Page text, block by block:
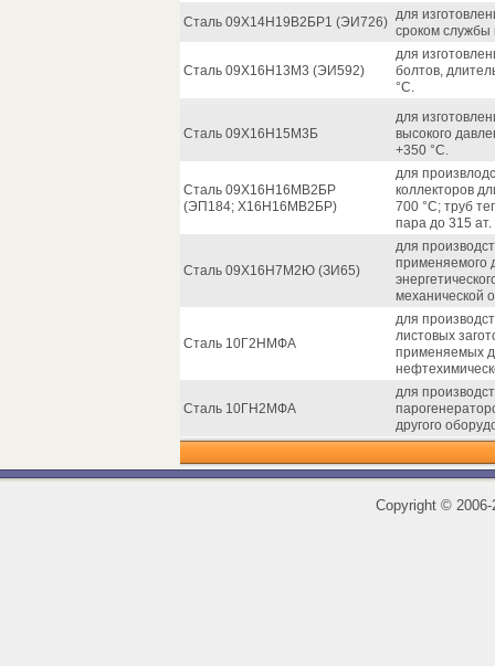
Сталь 09Х14Н19В2БР1 (ЭИ726) для
сроком службы
Сталь 09Х16Н13М3 (ЭИ592)
для
болтов,
°С.
Сталь 09Х16Н15М3Б
для
высокого
+350 °С.
Сталь 09Х16Н16МВ2БР
(ЭП184; Х16Н16МВ2БР)
для
коллекторов
700 °С; труб
пара до 315
Сталь 09Х16Н7М2Ю (ЗИ65)
для
применяемого
механической
Сталь 10Г2НМФА
для
листовых
применяемых
Сталь 10ГН2МФА
для
другого
Copyright ©